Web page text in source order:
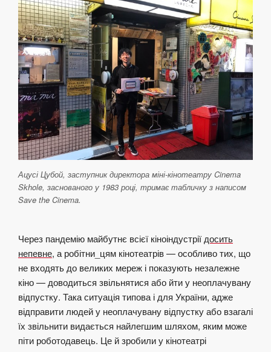
Ацусі Цубой, заступник директора міні-кінотеатру Cinema
Skhole, заснованого у 1983 році, тримає табличку з написом
Save the Cinema.
Через пандемію майбутнє всієї кіноіндустрії досить
непевне, а робітни_цям кінотеатрів — особливо тих, що
не входять до великих мереж і показують незалежне
кіно — доводиться звільнятися або йти у неоплачувану
відпустку. Така ситуація типова і для України, адже
відправити людей у неоплачувану відпустку або взагалі
їх звільнити видається найлегшим шляхом, яким може
піти роботодавець. Це й зробили у кінотеатрі